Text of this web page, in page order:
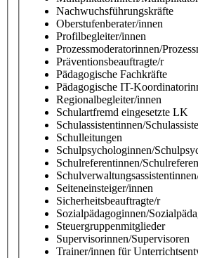
Nachwuchsführungskräfte
Oberstufenberater/innen
Profilbegleiter/innen
Prozessmoderatorinnen/
Präventionsbeauftragte/r
Pädagogische Fachkräfte
Pädagogische IT-
Regionalbegleiter/innen
Schulartfremd eingesetzte LK
Schulassistentinnen/
Schulleitungen
Schulpsychologinnen/
Schulreferentinnen/
Seiteneinsteiger/innen
Sicherheitsbeauftragte/r
Sozialpädagoginnen/
Steuergruppenmitglieder
Supervisorinnen/Supervisoren
Trainer/innen für